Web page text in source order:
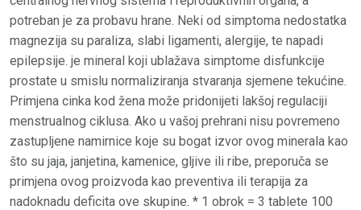
potreban je za probavu hrane. Neki od simptoma nedostatka
magnezija su paraliza, slabi ligamenti, alergije, te napadi
epilepsije. je mineral koji ublažava simptome disfunkcije
prostate u smislu normaliziranja stvaranja sjemene tekućine.
Primjena cinka kod žena može pridonijeti lakšoj regulaciji
menstrualnog ciklusa. Ako u vašoj prehrani nisu povremeno
zastupljene namirnice koje su bogat izvor ovog minerala kao
što su jaja, janjetina, kamenice, gljive ili ribe, preporuča se
primjena ovog proizvoda kao preventiva ili terapija za
nadoknadu deficita ove skupine. * 1 obrok = 3 tablete 100